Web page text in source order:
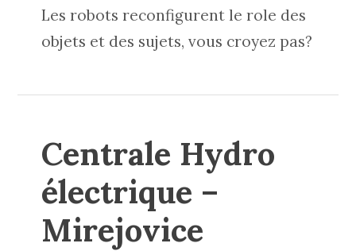
Les robots reconfigurent le role des
objets et des sujets, vous croyez pas?
Centrale Hydro
électrique –
Mirejovice